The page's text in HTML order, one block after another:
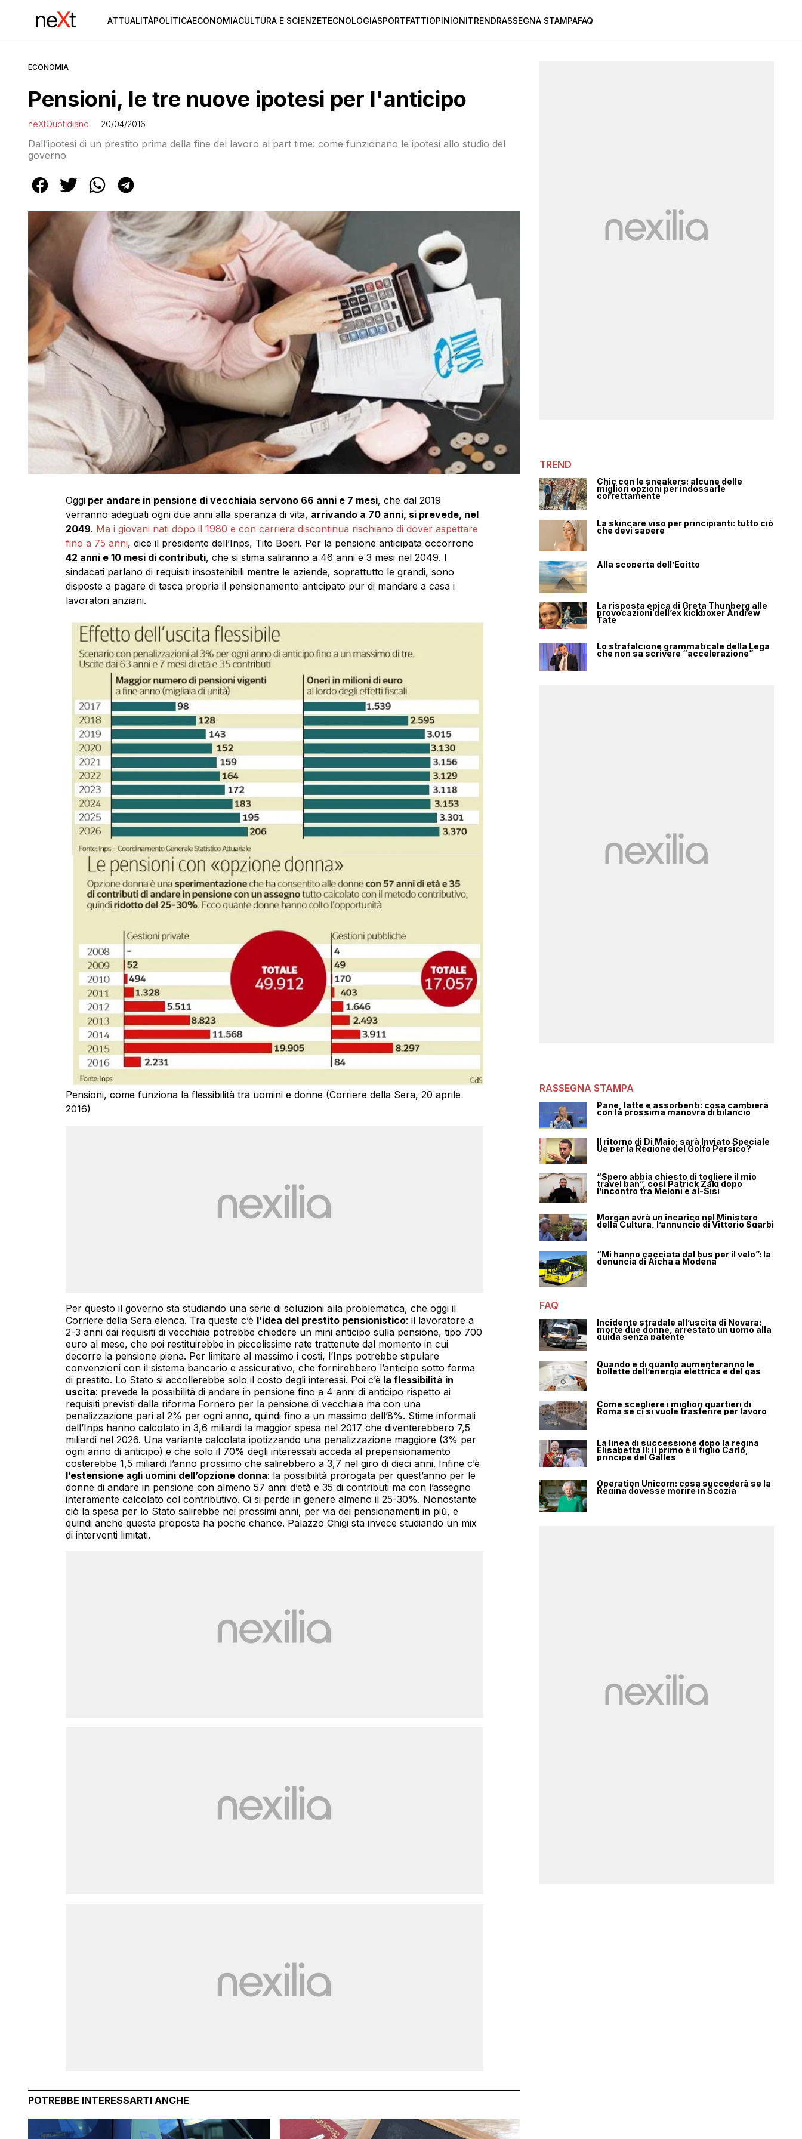
ATTUALITÀPOLITICAECONOMIACULTURA E SCIENZETECNOLOGIASPORTFATTIOPINIONITRENDRASSEGNA STAMPAFAQ
ECONOMIA
Pensioni, le tre nuove ipotesi per l'anticipo
neXtQuotidiano 20/04/2016
Dall’ipotesi di un prestito prima della fine del lavoro al part time: come funzionano le ipotesi allo studio del
governo
Oggiper andare in pensione di vecchiaia servono 66 anni e 7 mesi, che dal 2019
verranno adeguati ogni due anni alla speranza di vita, arrivando a 70 anni, si prevede, nel
2049. Ma i giovani nati dopo il 1980 e con carriera discontinua rischiano di dover aspettare
fino a 75 anni, dice il presidente dell’Inps, Tito Boeri. Per la pensione anticipata occorrono
42 anni e 10 mesi di contributi, che si stima saliranno a 46 anni e 3 mesi nel 2049. I
sindacati parlano di requisiti insostenibili mentre le aziende, soprattutto le grandi, sono
disposte a pagare di tasca propria il pensionamento anticipato pur di mandare a casa i
lavoratori anziani.
Pensioni, come funziona la flessibilità tra uomini e donne (Corriere della Sera, 20 aprile
2016)
Per questo il governo sta studiando una serie di soluzioni alla problematica, che oggi il
Corriere della Sera elenca. Tra queste c’è l’idea del prestito pensionistico: il lavoratore a
2-3 anni dai requisiti di vecchiaia potrebbe chiedere un mini anticipo sulla pensione, tipo 700
euro al mese, che poi restituirebbe in piccolissime rate trattenute dal momento in cui
decorre la pensione piena. Per limitare al massimo i costi, l’Inps potrebbe stipulare
convenzioni con il sistema bancario e assicurativo, che fornirebbero l’anticipo sotto forma
di prestito. Lo Stato si accollerebbe solo il costo degli interessi. Poi c’èla flessibilità in
uscita: prevede la possibilità di andare in pensione fino a 4 anni di anticipo rispetto ai
requisiti previsti dalla riforma Fornero per la pensione di vecchiaia ma con una
penalizzazione pari al 2% per ogni anno, quindi fino a un massimo dell’8%. Stime informali
dell’Inps hanno calcolato in 3,6 miliardi la maggior spesa nel 2017 che diventerebbero 7,5
miliardi nel 2026. Una variante calcolata ipotizzando una penalizzazione maggiore (3% per
ogni anno di anticipo) e che solo il 70% degli interessati acceda al prepensionamento
costerebbe 1,5 miliardi l’anno prossimo che salirebbero a 3,7 nel giro di dieci anni. Infine c’è
l’estensione agli uomini dell’opzione donna: la possibilità prorogata per quest’anno per le
donne di andare in pensione con almeno 57 anni d’età e 35 di contributi ma con l’assegno
interamente calcolato col contributivo. Ci si perde in genere almeno il 25-30%. Nonostante
ciò la spesa per lo Stato salirebbe nei prossimi anni, per via dei pensionamenti in più, e
quindi anche questa proposta ha poche chance. Palazzo Chigi sta invece studiando un mix
di interventi limitati.
POTREBBE INTERESSARTI ANCHE
TREND
Chic con le sneakers: alcune delle
migliori opzioni per indossarle
correttamente
La skincare viso per principianti: tutto ciò
che devi sapere
Alla scoperta dell’Egitto
La risposta epica di Greta Thunberg alle
provocazioni dell’ex kickboxer Andrew
Tate
Lo strafalcione grammaticale della Lega
che non sa scrivere “accelerazione”
RASSEGNA STAMPA
Pane, latte e assorbenti: cosa cambierà
con la prossima manovra di bilancio
Il ritorno di Di Maio: sarà Inviato Speciale
Ue per la Regione del Golfo Persico?
“Spero abbia chiesto di togliere il mio
travel ban”, così Patrick Zaki dopo
l’incontro tra Meloni e al-Sisi
Morgan avrà un incarico nel Ministero
della Cultura, l’annuncio di Vittorio Sgarbi
“Mi hanno cacciata dal bus per il velo”: la
denuncia di Aicha a Modena
FAQ
Incidente stradale all’uscita di Novara:
morte due donne, arrestato un uomo alla
guida senza patente
Quando e di quanto aumenteranno le
bollette dell’energia elettrica e del gas
Come scegliere i migliori quartieri di
Roma se ci si vuole trasferire per lavoro
La linea di successione dopo la regina
Elisabetta II: il primo è il figlio Carlo,
principe del Galles
Operation Unicorn: cosa succederà se la
Regina dovesse morire in Scozia